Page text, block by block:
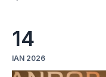
14
ΙΑΝ 2026